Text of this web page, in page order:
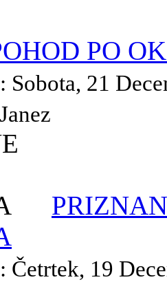
PO
Sobota, 21
Četrtek, 19